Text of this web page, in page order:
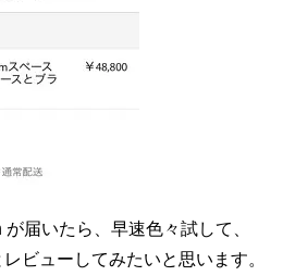
届いたら、早速色々試して、
ビューしてみたいと思います。